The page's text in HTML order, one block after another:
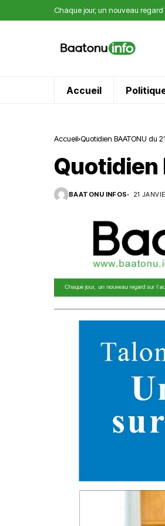
Chaque jour, un nouveau
Accueil
Accueil Quotidien BAATONU du
Quotidien
BAATONU INFOS 21